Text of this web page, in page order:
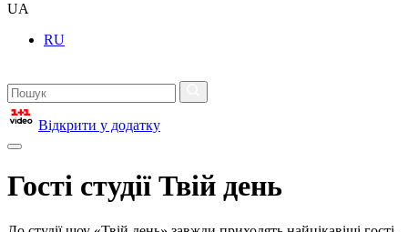
UA
RU
Відкрити у додатку
Гості студії Твій день